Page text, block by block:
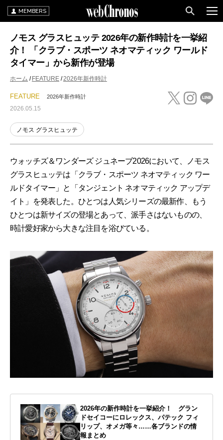
MEMBERS
ノモス グラスヒュッテ 2026年の新作時計を一挙紹
介！ 「クラブ・スポーツ ネオマティック ワールド
タイマー」から新作が登場
ホーム FEATURE 2026年新作時計
FEATURE 2026年新作時計
2026.05.15
ノモス グラスヒュッテ
ウォッチズ＆ワンダーズ ジュネーブ2026において、ノモス
グラスヒュッテは「クラブ・スポーツ ネオマティック ワー
ルドタイマー」と「タンジェント ネオマティック アップデ
イト」を発表した。ひとつは人気シリーズの最新作、もう
ひとつは新サイズの登場とあって、派手さはないものの、
時計愛好家から大きな注目を浴びている。
2026年の新作時計を一挙紹介！ グラン
ドセイコーにロレックス、パテック フィ
リップ、オメガ等々……各ブランドの情
報まとめ